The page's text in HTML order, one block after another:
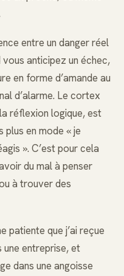
entre un danger réel
vous anticipez un échec,
en forme d’amande au
d’alarme. Le cortex
réflexion logique, est
plus en mode « je
». C’est pour cela
du mal à penser
à trouver des
patiente que j’ai reçue
une entreprise, et
dans une angoisse